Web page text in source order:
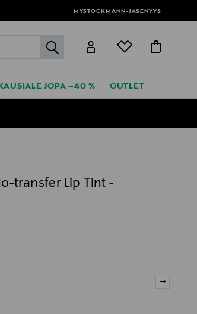
MYSTOCKMANN-JÄSENYYS
label.header.go
JOPA –40 % OUTLET
transfer Lip Tint -